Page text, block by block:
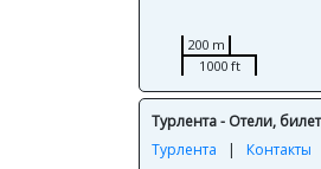
200 m
1000 ft
Турлента - Отели,
Турлента | Контакты